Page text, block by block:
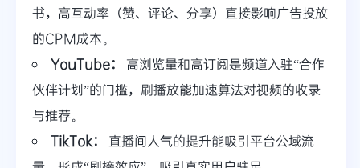
书，高互动率（赞、评论、分享）直接影响广告投放
的CPM成本。
YouTube：
高浏览量和高订阅是频道入驻“合作
伙伴计划”的门槛，刷播放能加速算法对视频的收录
与推荐。
TikTok：
直播间人气的提升能吸引平台公域流